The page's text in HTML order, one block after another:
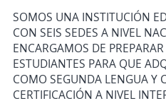
SOMOS UNA INSTITUCIÓN
CON SEIS SEDES A NIVEL
ENCARGAMOS DE
ESTUDIANTES PARA QUE
COMO SEGUNDA LENGUA Y
CERTIFICACIÓN A NIVEL